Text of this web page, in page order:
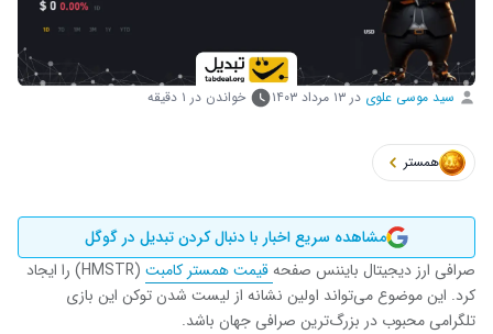
سید موسی علوی در ۱۳ مرداد ۱۴۰۳ خواندن در ۱ دقیقه
همستر
مشاهده سریع اخبار با دنبال کردن تبدیل در گوگل
صرافی ارز دیجیتال بایننس صفحهقیمت همستر کامبت
(HMSTR) را ایجاد
کرد. این موضوع می‌تواند اولین نشانه از لیست شدن توکن این بازی
تلگرامی محبوب در بزرگ‌ترین صرافی جهان باشد.